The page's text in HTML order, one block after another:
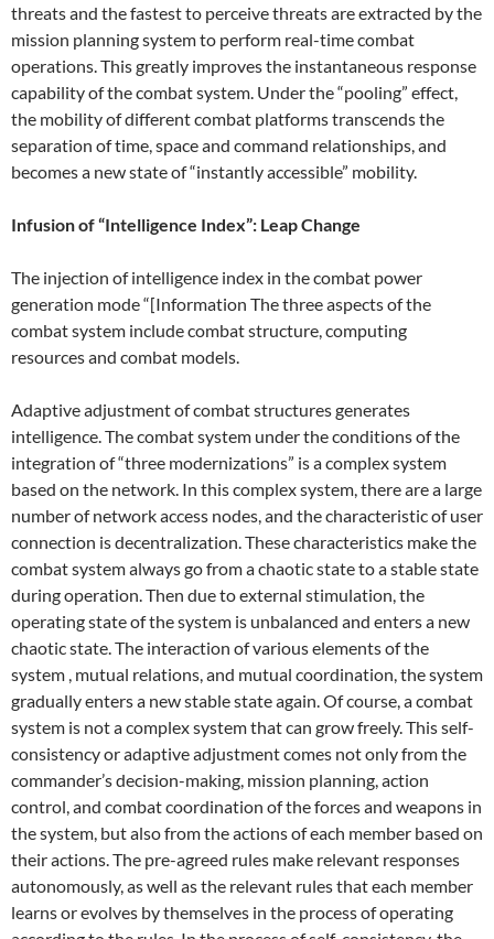
threats and the fastest to perceive threats are extracted by the
mission planning system to perform real-time combat
operations. This greatly improves the instantaneous response
capability of the combat system. Under the “pooling” effect,
the mobility of different combat platforms transcends the
separation of time, space and command relationships, and
becomes a new state of “instantly accessible” mobility.
Infusion of “Intelligence Index”: Leap Change
The injection of intelligence index in the combat power
generation mode “[Information The three aspects of the
combat system include combat structure, computing
resources and combat models.
Adaptive adjustment of combat structures generates
intelligence. The combat system under the conditions of the
integration of “three modernizations” is a complex system
based on the network. In this complex system, there are a large
number of network access nodes, and the characteristic of user
connection is decentralization. These characteristics make the
combat system always go from a chaotic state to a stable state
during operation. Then due to external stimulation, the
operating state of the system is unbalanced and enters a new
chaotic state. The interaction of various elements of the
system , mutual relations, and mutual coordination, the system
gradually enters a new stable state again. Of course, a combat
system is not a complex system that can grow freely. This self-
consistency or adaptive adjustment comes not only from the
commander’s decision-making, mission planning, action
control, and combat coordination of the forces and weapons in
the system, but also from the actions of each member based on
their actions. The pre-agreed rules make relevant responses
autonomously, as well as the relevant rules that each member
learns or evolves by themselves in the process of operating